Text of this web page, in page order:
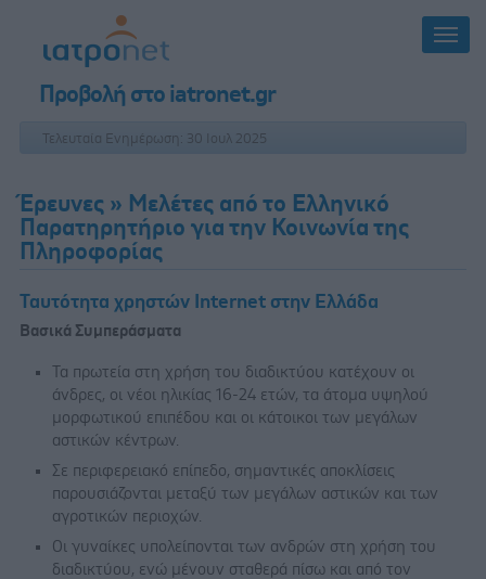
Προβολή στο iatronet.gr
Τελευταία Ενημέρωση: 30 Ιουλ 2025
Έρευνες » Μελέτες από το Ελληνικό
Παρατηρητήριο για την Κοινωνία της
Πληροφορίας
Ταυτότητα χρηστών Internet στην Ελλάδα
Βασικά Συμπεράσματα
Τα πρωτεία στη χρήση του διαδικτύου κατέχουν οι
άνδρες, οι νέοι ηλικίας 16-24 ετών, τα άτομα υψηλού
μορφωτικού επιπέδου και οι κάτοικοι των μεγάλων
αστικών κέντρων.
Σε περιφερειακό επίπεδο, σημαντικές αποκλίσεις
παρουσιάζονται μεταξύ των μεγάλων αστικών και των
αγροτικών περιοχών.
Οι γυναίκες υπολείπονται των ανδρών στη χρήση του
διαδικτύου, ενώ μένουν σταθερά πίσω και από τον